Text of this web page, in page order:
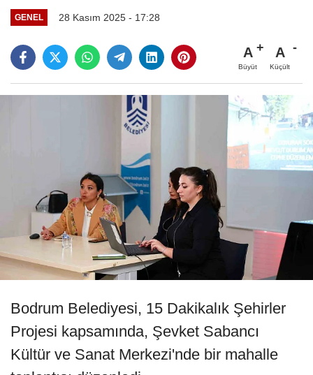
GENEL 28 Kasım 2025 - 17:28
A
Büyüt
A
Küçült
Bodrum Belediyesi, 15 Dakikalık Şehirler
Projesi kapsamında, Şevket Sabancı
Kültür ve Sanat Merkezi'nde bir mahalle